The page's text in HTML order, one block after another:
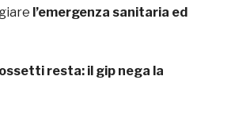
l’emergenza sanitaria ed
resta: il gip nega la